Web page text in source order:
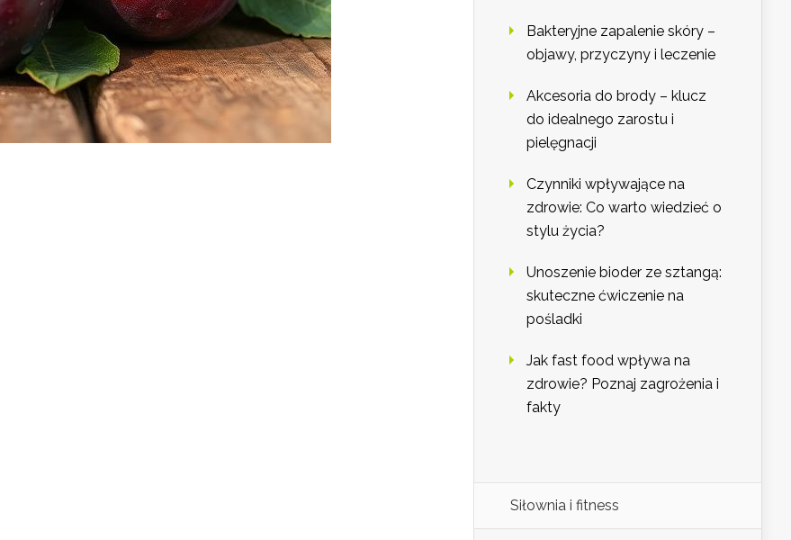
Bakteryjne zapalenie skóry –
objawy, przyczyny i leczenie
Akcesoria do brody – klucz
do idealnego zarostu i
pielęgnacji
Czynniki wpływające na
zdrowie: Co warto wiedzieć o
stylu życia?
Unoszenie bioder ze sztangą:
skuteczne ćwiczenie na
pośladki
Jak fast food wpływa na
zdrowie? Poznaj zagrożenia i
fakty
Siłownia i fitness